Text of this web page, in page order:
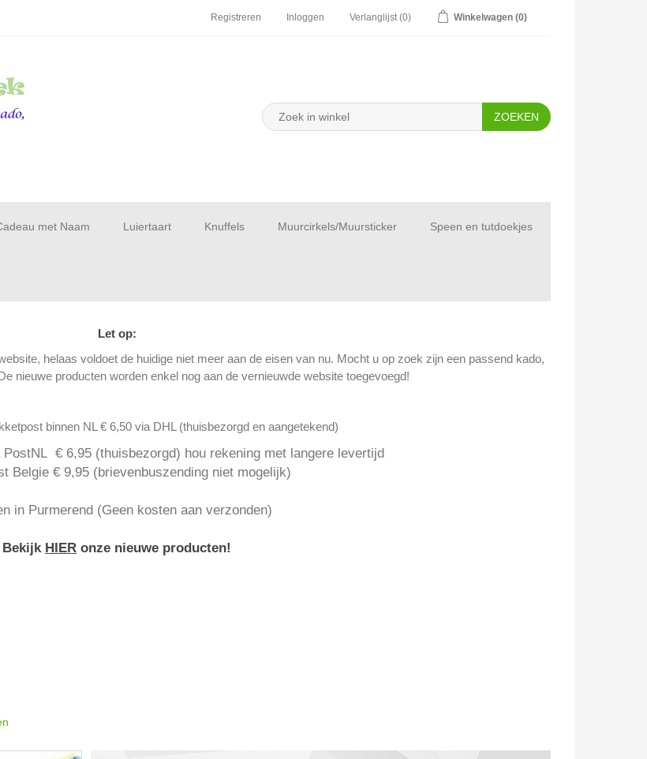
Registreren Inloggen Verlanglijst (0) Winkelwagen (0)
met Naam Luiertaart Knuffels Muurcirkels/Muursticker Speen en tutdoekjes
Let op:
helaas voldoet de huidige niet meer aan de eisen van nu. Mocht u op zoek zijn een passend kado,
nieuwe producten worden enkel nog aan de vernieuwde website toegevoegd!
binnen NL € 6,50 via DHL (thuisbezorgd en aangetekend)
€ 6,95 (thuisbezorgd) hou rekening met langere levertijd
Belgie € 9,95 (brievenbuszending niet mogelijk)
in Purmerend (Geen kosten aan verzonden)
Bekijk HIER onze nieuwe producten!